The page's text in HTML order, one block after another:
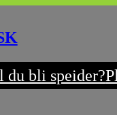
du bli speider?